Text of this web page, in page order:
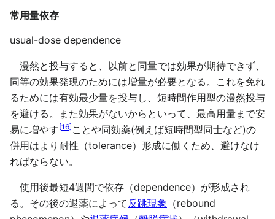
常用量依存
usual-dose dependence
漫然と投与すると、以前と同量では効果が期待できず、
同等の効果発現のためには増量が必要となる。これを免れ
るためには有効最少量を投与し、短時間作用型の漫然投与
を避ける。また効果がないからといって、最高用量まで安
易に増やす[16] ことや同効薬(例えば短時間型同士など)の
併用はより耐性（tolerance）形成に働くため、避けなけ
ればならない。
使用後最短4週間で依存（dependence）が形成され
る。その後の退薬によって反跳現象 （rebound